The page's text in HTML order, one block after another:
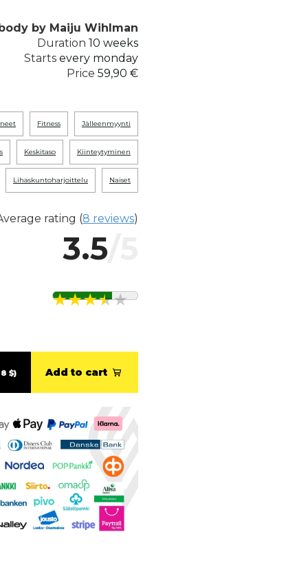
by Maiju Wihlman
Duration 10 weeks
Starts every monday
Price 59,90 €
fitness jälleenmyynti
keskitaso kiinteytyminen
lihaskuntoharjoittelu naiset
rating (8 reviews)
3.5
$) Add to cart